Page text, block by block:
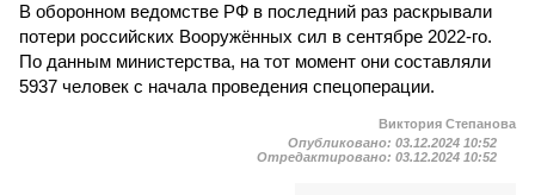
В оборонном ведомстве РФ в последний раз раскрывали
потери российских Вооружённых сил в сентябре 2022-го.
По данным министерства, на тот момент они составляли
5937 человек с начала проведения спецоперации.
Виктория Степанова
Опубликовано: 03.12.2024 10:52
Отредактировано: 03.12.2024 10:52